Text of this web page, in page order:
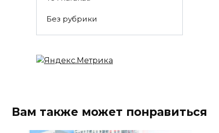
Без рубрики
Вам также может понравиться